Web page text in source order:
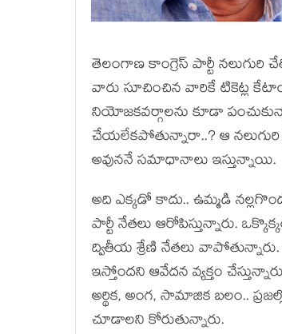
తెలంగాణ కాంగ్రెస్ పార్టీ న‌లుగురి
వారు సూచించిన వారికే టికెట్ల
నియోజ‌క‌వ‌ర్గాల‌ను కూడా
చేయ‌లేక‌పోతున్నారా..? ఆ న‌లుగురి
అవున‌నే స‌మాధానాలు ఇస్తున్నాయి.
అది ఎక్క‌డో కాదు.. ఉమ్మ‌డి
పార్టీ నేత‌లు ఆరోపిస్తున్నారు.
ద్వితీయ శ్రేణి నేత‌లు
ఇస్తోంద‌ని ఆవేద‌న వ్య‌క్తం
అర్థిక‌, అంగ‌, సామాజిక బ‌లం..
చూడాల‌ని కోరుతున్నారు.